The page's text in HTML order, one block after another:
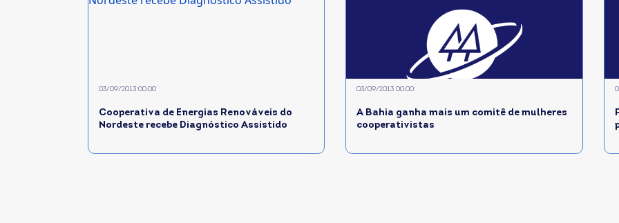
Cooperativa de Energias Renováveis do
Nordeste recebe Diagnóstico Assistido
03/09/2013 00:00
A Bahia ganha mais um comitê de mulheres
cooperativistas
03/09/2013 00:00